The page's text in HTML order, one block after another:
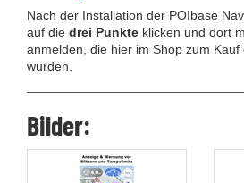
Nach der Installation der POIbase
auf die drei Punkte klicken und dort
anmelden, die hier im Shop zum
wurden.
Bilder: